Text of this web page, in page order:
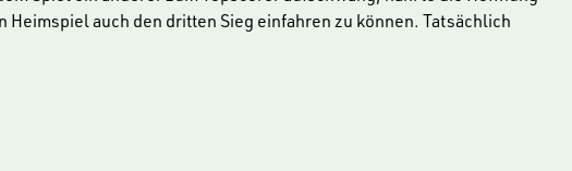
auch den dritten Sieg einfahren zu können. Tatsächlich